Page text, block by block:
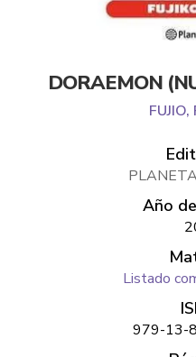
DORAEMON
FUJIO,
Año
Listado
979-13-